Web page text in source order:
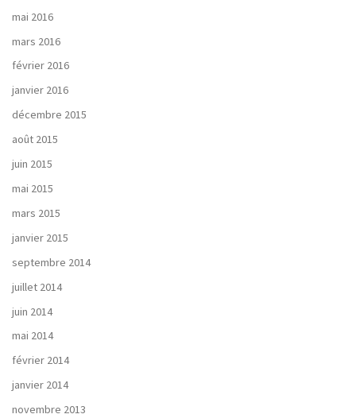
mai 2016
mars 2016
février 2016
janvier 2016
décembre 2015
août 2015
juin 2015
mai 2015
mars 2015
janvier 2015
septembre 2014
juillet 2014
juin 2014
mai 2014
février 2014
janvier 2014
novembre 2013